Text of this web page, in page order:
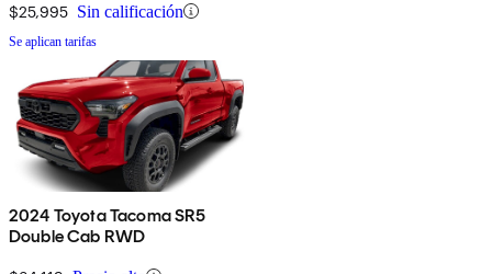
$25,995 Sin calificación
Se aplican tarifas
2024 Toyota Tacoma SR5
Double Cab RWD